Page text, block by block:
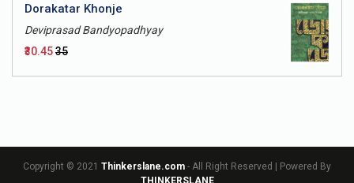
Dorakatar Khonje
Deviprasad Bandyopadhyay
₹30.45₹35
Copyright © 2021 Thinkerslane.com - All Right Reserved | Powered By
THINKERSLANE